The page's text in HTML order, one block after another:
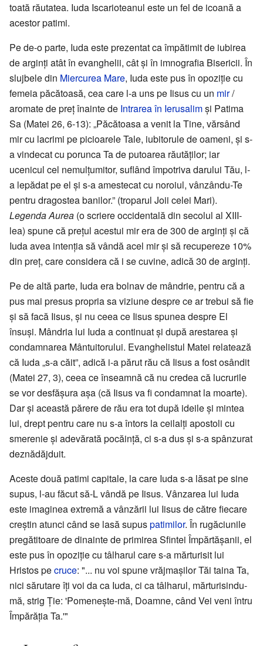
toată răutatea. Iuda Iscarioteanul este un fel de icoană a
acestor patimi.
Pe de-o parte, Iuda este prezentat ca împătimit de iubirea
de arginți atât în evanghelii, cât și în imnografia Bisericii. În
slujbele din Miercurea Mare, Iuda este pus în opoziţie cu
femeia păcătoasă, cea care l-a uns pe Iisus cu un mir/
aromate de preț înainte de Intrarea în Ierusalimși Patima
Sa (Matei 26, 6-13): „Păcătoasa a venit la Tine, vărsând
mir cu lacrimi pe picioarele Tale, iubitorule de oameni, şi s-
a vindecat cu porunca Ta de putoarea răutăţilor; iar
ucenicul cel nemulţumitor, suflând împotriva darului Tău, l-
a lepădat pe el şi s-a amestecat cu noroiul, vânzându-Te
pentru dragostea banilor.” (troparul Joii celei Mari).
Legenda Aurea (o scriere occidentală din secolul al XIII-
lea) spune că prețul acestui mir era de 300 de arginți și că
Iuda avea intenția să vândă acel mir și să recupereze 10%
din preț, care considera că i se cuvine, adică 30 de arginți.
Pe de altă parte, Iuda era bolnav de mândrie, pentru că a
pus mai presus propria sa viziune despre ce ar trebui să fie
și să facă Iisus, și nu ceea ce Iisus spunea despre El
însuși. Mândria lui Iuda a continuat și după arestarea și
condamnarea Mântuitorului. Evanghelistul Matei relatează
că Iuda „s-a căit”, adică i-a părut rău că Iisus a fost osândit
(Matei 27, 3), ceea ce înseamnă că nu credea că lucrurile
se vor desfășura așa (că Iisus va fi condamnat la moarte).
Dar și această părere de rău era tot după ideile și mintea
lui, drept pentru care nu s-a întors la ceilalți apostoli cu
smerenie și adevărată pocăință, ci s-a dus și s-a spânzurat
deznădăjduit.
Aceste două patimi capitale, la care Iuda s-a lăsat pe sine
supus, l-au făcut să-L vândă pe Iisus. Vânzarea lui Iuda
este imaginea extremă a vânzării lui Iisus de către fiecare
creștin atunci când se lasă supuspatimilor. În rugăciunile
pregătitoare de dinainte de primirea Sfintei Împărtăşanii, el
este pus în opoziţie cu tâlharul care s-a mărturisit lui
Hristos pecruce: "... nu voi spune vrăjmașilor Tăi taina Ta,
nici sărutare îţi voi da ca Iuda, ci ca tâlharul, mărturisindu-
mă, strig Ție: 'Pomeneşte-mă, Doamne, când Vei veni întru
Împărăţia Ta.'"